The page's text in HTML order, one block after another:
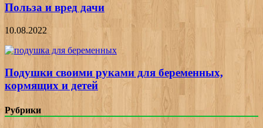
Польза и вред дачи
10.08.2022
Подушки своими руками для беременных,
кормящих и детей
Рубрики